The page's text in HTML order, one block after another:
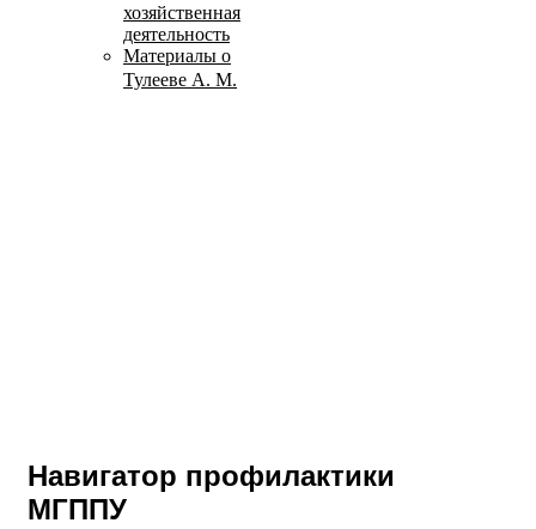
хозяйственная
деятельность
Материалы о
Тулееве А. М.
Навигатор профилактики
МГППУ